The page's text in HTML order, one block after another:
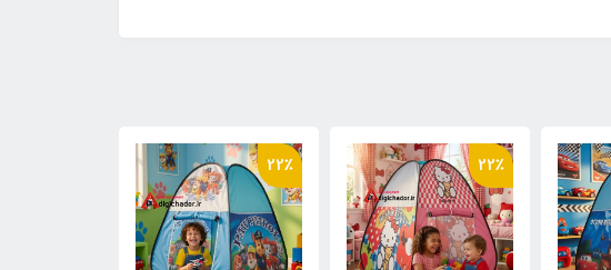
22٪ 22٪